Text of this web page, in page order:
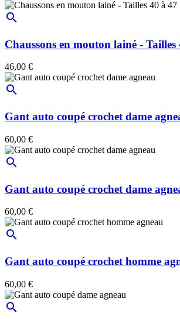
search
Chaussons en mouton lainé - Tailles
46,00 €
search
Gant auto coupé crochet dame
60,00 €
search
Gant auto coupé crochet dame
60,00 €
search
Gant auto coupé crochet homme
60,00 €
search